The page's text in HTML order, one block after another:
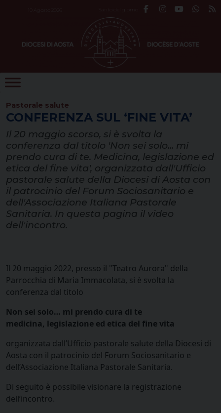
Pastorale salute
CONFERENZA SUL ‘FINE VITA’
Il 20 maggio scorso, si è svolta la
conferenza dal titolo 'Non sei solo... mi
prendo cura di te. Medicina, legislazione ed
etica del fine vita', organizzata dall'Ufficio
pastorale salute della Diocesi di Aosta con
il patrocinio del Forum Sociosanitario e
dell'Associazione Italiana Pastorale
Sanitaria. In questa pagina il video
dell'incontro.
Il 20 maggio 2022, presso il "Teatro Aurora" della
Parrocchia di Maria Immacolata, si è svolta la
conferenza dal titolo
Non sei solo… mi prendo cura di te
medicina, legislazione ed etica del fine vita
organizzata dall’Ufficio pastorale salute della Diocesi di
Aosta con il patrocinio del Forum Sociosanitario e
dell’Associazione Italiana Pastorale Sanitaria.
Di seguito è possibile visionare la registrazione
dell’incontro.